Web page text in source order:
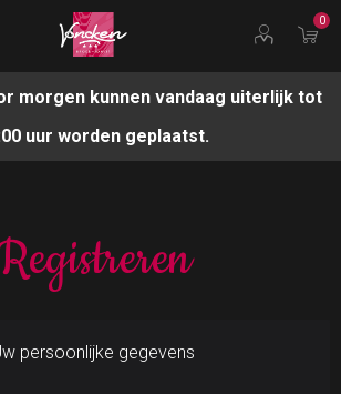
0
morgen kunnen vandaag uiterlijk tot
uur worden geplaatst.
persoonlijke gegevens